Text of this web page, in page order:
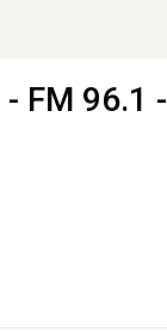
- FM 96.1